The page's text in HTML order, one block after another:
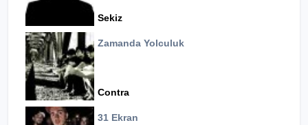
Sekiz
Zamanda Yolculuk
Contra
31 Ekran